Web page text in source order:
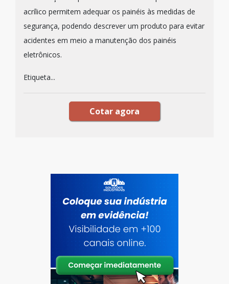
acrílico permitem adequar os painéis às medidas de
segurança, podendo descrever um produto para evitar
acidentes em meio a manutenção dos painéis
eletrônicos.
Etiqueta...
Cotar agora